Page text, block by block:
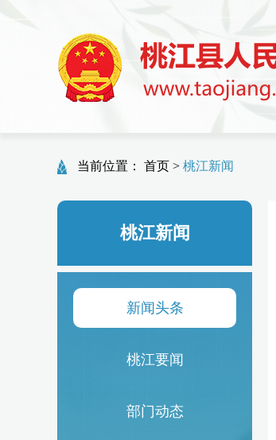
当前位置： 首页 > 桃江新闻
桃江新闻
新闻头条
桃江要闻
部门动态